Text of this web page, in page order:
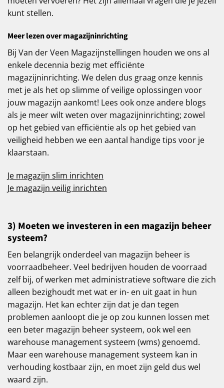
kunt stellen.
Meer lezen over magazijninrichting
Bij Van der Veen Magazijnstellingen houden we ons al
enkele decennia bezig met efficiënte
magazijninrichting. We delen dus graag onze kennis
met je als het op slimme of veilige oplossingen voor
jouw magazijn aankomt! Lees ook onze andere blogs
als je meer wilt weten over magazijninrichting; zowel
op het gebied van efficiëntie als op het gebied van
veiligheid hebben we een aantal handige tips voor je
klaarstaan.
Je magazijn slim inrichten
Je magazijn veilig inrichten
3) Moeten we investeren in een magazijn beheer
systeem?
Een belangrijk onderdeel van magazijn beheer is
voorraadbeheer. Veel bedrijven houden de voorraad
zelf bij, of werken met administratieve software die zich
alleen bezighoudt met wat er in- en uit gaat in hun
magazijn. Het kan echter zijn dat je dan tegen
problemen aanloopt die je op zou kunnen lossen met
een beter magazijn beheer systeem, ook wel een
warehouse management systeem (wms) genoemd.
Maar een warehouse management systeem kan in
verhouding kostbaar zijn, en moet zijn geld dus wel
waard zijn.